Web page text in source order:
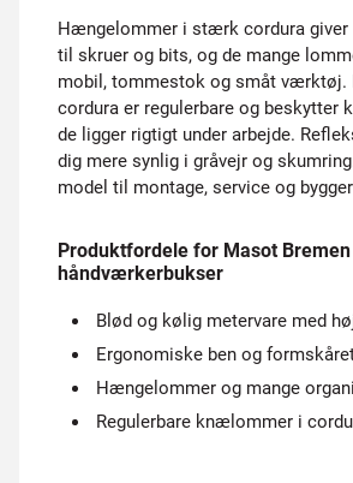
Hængelommer i stærk cordura giver
til skruer og bits, og de mange
mobil, tommestok og småt værktøj.
cordura er regulerbare og beskytter
de ligger rigtigt under arbejde.
dig mere synlig i gråvejr og
model til montage, service og
Produktfordele for Masot Bremen
håndværkerbukser
Blød og kølig metervare med
Ergonomiske ben og
Hængelommer og mange
Regulerbare knælommer i